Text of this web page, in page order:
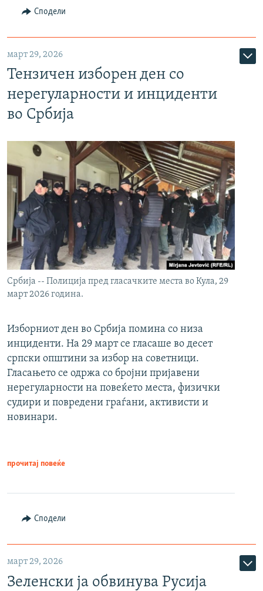
Сподели
март 29, 2026
Тензичен изборен ден со
нерегуларности и инциденти
во Србија
Србија -- Полиција пред гласачките места во Кула, 29
март 2026 година.
Изборниот ден во Србија помина со низа
инциденти. На 29 март се гласаше во десет
српски општини за избор на советници.
Гласањето се одржа со бројни пријавени
нерегуларности на повеќето места, физички
судири и повредени граѓани, активисти и
новинари.
прочитај повеќе
Сподели
март 29, 2026
Зеленски ја обвинува Русија